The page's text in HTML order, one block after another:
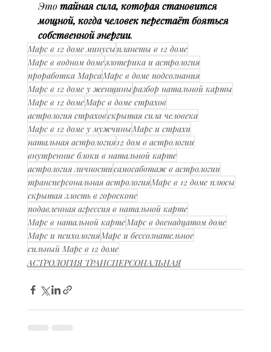
Это тайная сила, которая становится
мощной, когда человек перестаёт бояться
собственной энергии.
Марс в 12 доме минусыпланеты в 12 доме
Марс в водном домеэзотерика и астрология
проработка МарсаМарс в доме подсознания
Марс в 12 доме у женщиныразбор натальной карты
Марс в 12 домеМарс в доме страхов
астрология страховскрытая сила человека
Марс в 12 доме у мужчиныМарс и страхи
натальная астрология12 дом в астрологии
внутренние блоки в натальной карте
астрология личностисамосаботаж в астрологии
трансперсональная астрологияМарс в 12 доме плюсы
скрытая злость в гороскопе
подавленная агрессия в натальной карте
Марс в натальной картеМарс в двенадцатом доме
Марс и психологияМарс и бессознательное
сильный Марс в 12 доме
АСТРОЛОГИЯ ТРАНСПЕРСОНАЛЬНАЯ